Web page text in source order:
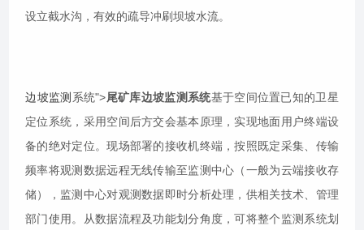
设立截水沟，有效的疏导冲刷坝坡水流。
边坡监测 系统">尾矿库边坡监测系统基于空间位置已知的卫星
定位系统，采用空间后方交会基本原理，实现地面用户终端设
备的绝对定位。现场部署的接收机终端，按照既定采集、传输
频率将观测数据远程无线传输至监测中心（一般为云端接收存
储），监测中心对观测数据即时分析处理，供相关技术、管理
部门使用。从数据流程及功能划分角度，可将整个监测系统划